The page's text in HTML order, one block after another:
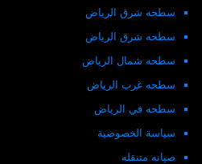
سطحه شرق الرياض
سطحه شرق الرياض
سطحه شمال الرياض
سطحه غرب الرياض
سطحه في الرياض
سياسة الخصوصية
صيانه متنقله